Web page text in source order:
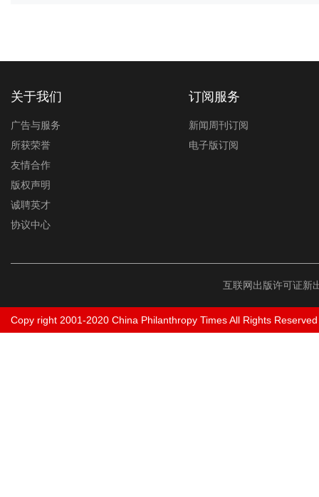
关于我们
广告与服务
所获荣誉
友情合作
版权声明
诚聘英才
协议中心
订阅服务
新闻周刊订阅
电子版订阅
互联网出版许可证新
Copy right 2001-2020 China Philanthropy Times All Rights Reserved